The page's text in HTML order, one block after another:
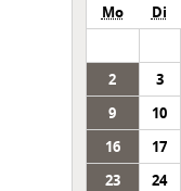
Mo Di
2
3
9
10
16
17
23
24